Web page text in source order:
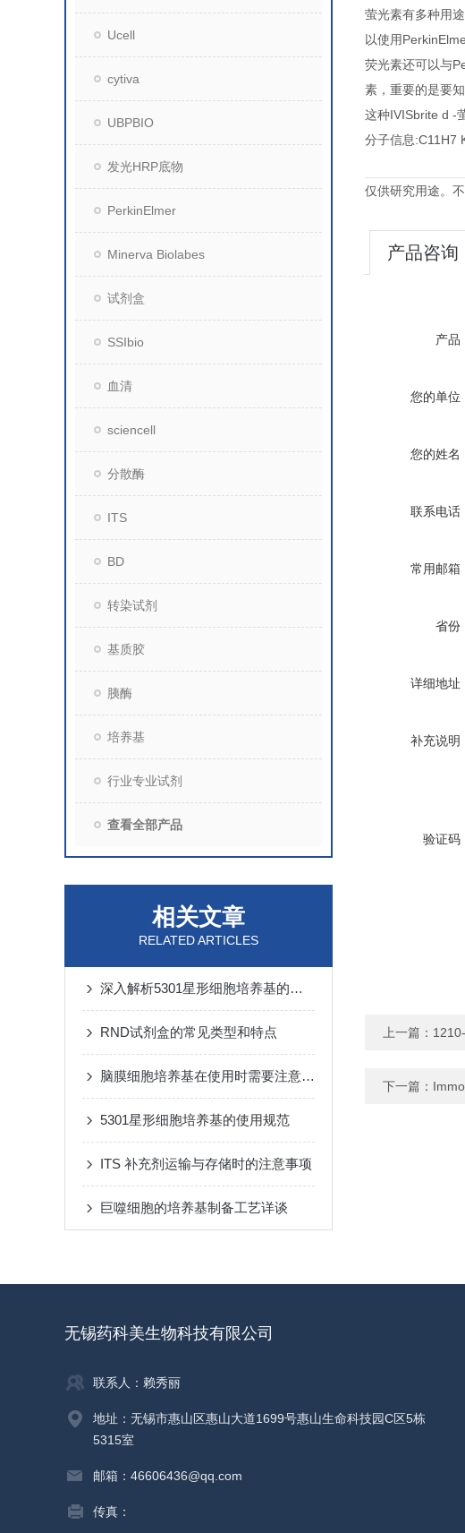
Ucell
cytiva
UBPBIO
发光HRP底物
PerkinElmer
Minerva Biolabes
试剂盒
SSIbio
血清
sciencell
分散酶
ITS
BD
转染试剂
基质胶
胰酶
培养基
行业专业试剂
查看全部产品
相关文章
RELATED ARTICLES
深入解析5301星形细胞培养基的应用前景
RND试剂盒的常见类型和特点
脑膜细胞培养基在使用时需要注意哪些事项？
5301星形细胞培养基的使用规范
ITS 补充剂运输与存储时的注意事项
巨噬细胞的培养基制备工艺详谈
萤光素有多种用途
以使用
荧光素还可以与
素，重要的是要
这种IVISbrite d -
分子信息:C11H7
仅供研究用途。
产品咨询
产品
您的单位
您的姓名
联系电话
常用邮箱
省份
详细地址
补充说明
验证码
上一篇：
下一篇：
无锡药科美生物科技有限公司
联系人：赖秀丽
地址：无锡市惠山区惠山大道1699号惠山生命科技园C区5栋
5315室
邮箱：46606436@qq.com
传真：